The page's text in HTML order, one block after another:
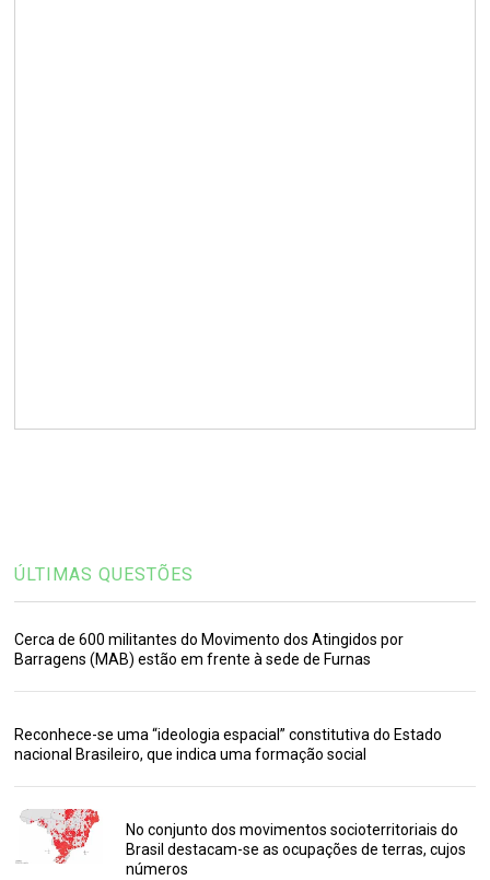
ÚLTIMAS QUESTÕES
Cerca de 600 militantes do Movimento dos Atingidos por
Barragens (MAB) estão em frente à sede de Furnas
Reconhece-se uma “ideologia espacial” constitutiva do Estado
nacional Brasileiro, que indica uma formação social
No conjunto dos movimentos socioterritoriais do
Brasil destacam-se as ocupações de terras, cujos
números